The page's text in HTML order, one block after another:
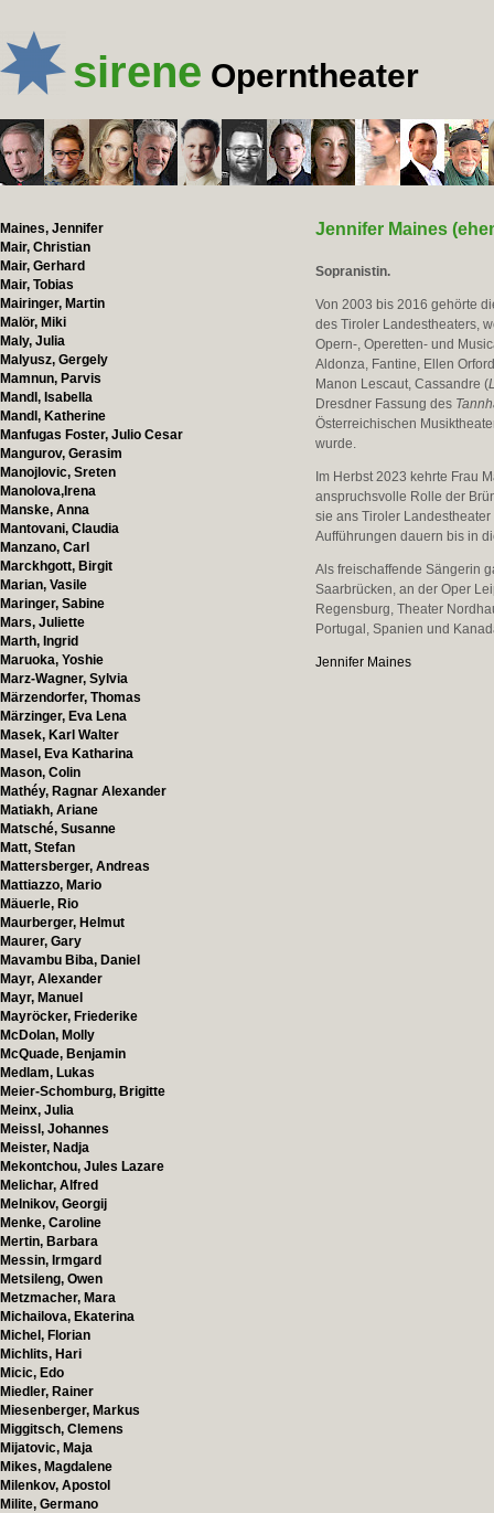
sirene Operntheater
Maines, Jennifer
Mair, Christian
Mair, Gerhard
Mair, Tobias
Mairinger, Martin
Malör, Miki
Maly, Julia
Malyusz, Gergely
Mamnun, Parvis
Mandl, Isabella
Mandl, Katherine
Manfugas Foster, Julio Cesar
Mangurov, Gerasim
Manojlovic, Sreten
Manolova,Irena
Manske, Anna
Mantovani, Claudia
Manzano, Carl
Marckhgott, Birgit
Marian, Vasile
Maringer, Sabine
Mars, Juliette
Marth, Ingrid
Maruoka, Yoshie
Marz-Wagner, Sylvia
Märzendorfer, Thomas
Märzinger, Eva Lena
Masek, Karl Walter
Masel, Eva Katharina
Mason, Colin
Mathéy, Ragnar Alexander
Matiakh, Ariane
Matsché, Susanne
Matt, Stefan
Mattersberger, Andreas
Mattiazzo, Mario
Mäuerle, Rio
Maurberger, Helmut
Maurer, Gary
Mavambu Biba, Daniel
Mayr, Alexander
Mayr, Manuel
Mayröcker, Friederike
McDolan, Molly
McQuade, Benjamin
Medlam, Lukas
Meier-Schomburg, Brigitte
Meinx, Julia
Meissl, Johannes
Meister, Nadja
Mekontchou, Jules Lazare
Melichar, Alfred
Melnikov, Georgij
Menke, Caroline
Mertin, Barbara
Messin, Irmgard
Metsileng, Owen
Metzmacher, Mara
Michailova, Ekaterina
Michel, Florian
Michlits, Hari
Micic, Edo
Miedler, Rainer
Miesenberger, Markus
Miggitsch, Clemens
Mijatovic, Maja
Mikes, Magdalene
Milenkov, Apostol
Milite, Germano
Jennifer Maines
Sopranistin.
Von 2003 bis 2016 gehörte
des Tiroler Landestheaters,
Opern-, Operetten- und
Aldonza, Fantine, Ellen
Manon Lescaut, Cassandre (
Dresdner Fassung des
Österreichischen
wurde.
Im Herbst 2023 kehrte Frau
anspruchsvolle Rolle der
sie ans Tiroler
Aufführungen dauern bis in
Als freischaffende Sängerin
Saarbrücken, an der Oper
Regensburg, Theater
Portugal, Spanien und
Jennifer Maines